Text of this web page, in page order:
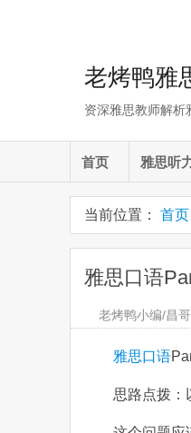
老烤鸭雅
资深雅思教师解析
首页 雅思听
当前位置： 首页
雅思口语
老烤鸭小编/昌
雅思口语
思路点拨：